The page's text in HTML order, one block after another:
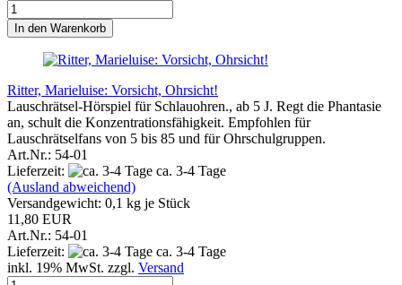
In den Warenkorb
Ritter, Marieluise: Vorsicht, Ohrsicht!
Lauschrätsel-Hörspiel für Schlauohren., ab 5 J. Regt die Phantasie
an, schult die Konzentrationsfähigkeit. Empfohlen für
Lauschrätselfans von 5 bis 85 und für Ohrschulgruppen.
Art.Nr.: 54-01
Lieferzeit:
ca. 3-4 Tage
(Ausland abweichend)
Versandgewicht: 0,1 kg je Stück
11,80 EUR
Art.Nr.: 54-01
Lieferzeit:
ca. 3-4 Tage
inkl. 19% MwSt. zzgl. Versand